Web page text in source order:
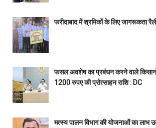
फरीदाबाद में श्रमिकों के लिए जागरूकता
फसल अवशेष का प्रबंधन करने वाले
1200 रुपए की प्रोत्साहन राशि : DC
मत्स्य पालन विभाग की योजनाओं का लाभ